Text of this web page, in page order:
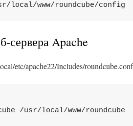
local/www/roundcube/config
сервера Apache
etc/apache22/Includes/